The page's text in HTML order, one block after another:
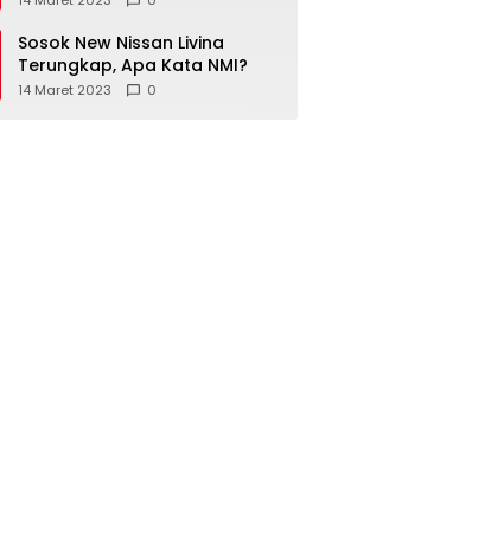
Sosok New Nissan Livina
Terungkap, Apa Kata NMI?
14 Maret 2023 0